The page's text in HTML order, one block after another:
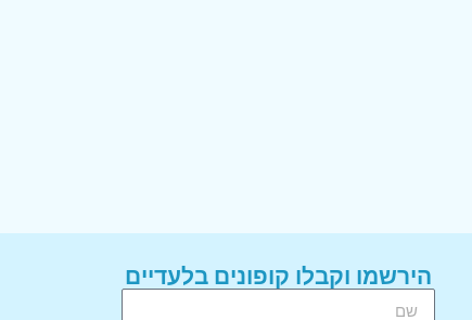
הירשמו וקבלו קופונים בלעדיים